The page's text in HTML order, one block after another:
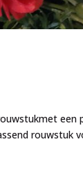
een
rouwstuk